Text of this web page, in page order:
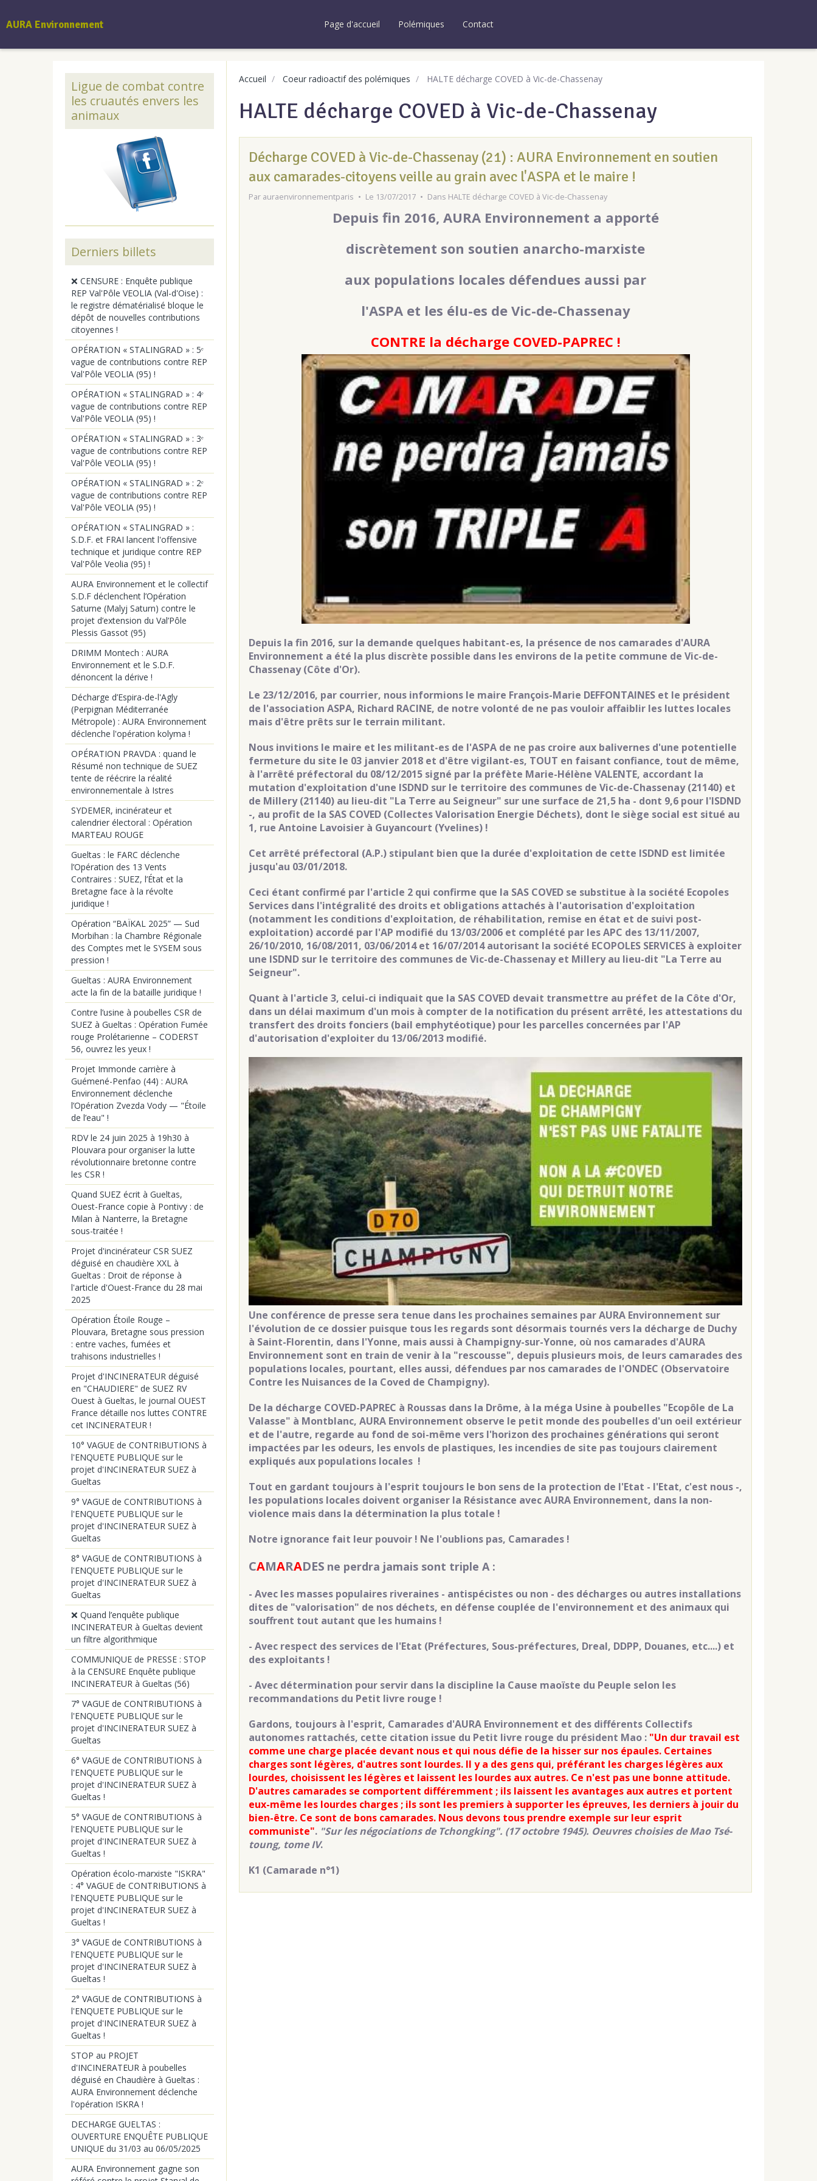
AURA Environnement Page d'accueil Polémiques Contact
Accueil Coeur radioactif des polémiques HALTE décharge COVED à Vic-de-Chassenay
HALTE décharge COVED à Vic-de-Chassenay
Décharge COVED à Vic-de-Chassenay (21) : AURA Environnement en soutien
aux camarades-citoyens veille au grain avec l'ASPA et le maire !
Par auraenvironnementparis Le 13/07/2017 Dans HALTE décharge COVED à Vic-de-Chassenay
Depuis fin 2016, AURA Environnement a apporté
discrètement son soutien anarcho-marxiste
aux populations locales défendues aussi par
l'ASPA et les élu-es de Vic-de-Chassenay
CONTRE la décharge COVED-PAPREC !
Depuis la fin 2016, sur la demande quelques habitant-es, la présence de nos camarades d'AURA
Environnement a été la plus discrète possible dans les environs de la petite commune de Vic-de-
Chassenay (Côte d'Or).
Le 23/12/2016, par courrier, nous informions le maire François-Marie DEFFONTAINES et le président
de l'association ASPA, Richard RACINE, de notre volonté de ne pas vouloir affaiblir les luttes locales
mais d'être prêts sur le terrain militant.
Nous invitions le maire et les militant-es de l'ASPA de ne pas croire aux balivernes d'une potentielle
fermeture du site le 03 janvier 2018 et d'être vigilant-es, TOUT en faisant confiance, tout de même,
à l'arrêté préfectoral du 08/12/2015 signé par la préfète Marie-Hélène VALENTE, accordant la
mutation d'exploitation d'une ISDND sur le territoire des communes de Vic-de-Chassenay (21140) et
de Millery (21140) au lieu-dit "La Terre au Seigneur" sur une surface de 21,5 ha - dont 9,6 pour l'ISDND
-, au profit de la SAS COVED (Collectes Valorisation Energie Déchets), dont le siège social est situé au
1, rue Antoine Lavoisier à Guyancourt (Yvelines) !
Cet arrêté préfectoral (A.P.) stipulant bien que la durée d'exploitation de cette ISDND est limitée
jusqu'au 03/01/2018.
Ceci étant confirmé par l'article 2 qui confirme que la SAS COVED se substitue à la société Ecopoles
Services dans l'intégralité des droits et obligations attachés à l'autorisation d'exploitation
(notamment les conditions d'exploitation, de réhabilitation, remise en état et de suivi post-
exploitation) accordé par l'AP modifié du 13/03/2006 et complété par les APC des 13/11/2007,
26/10/2010, 16/08/2011, 03/06/2014 et 16/07/2014 autorisant la société ECOPOLES SERVICES à exploiter
une ISDND sur le territoire des communes de Vic-de-Chassenay et Millery au lieu-dit "La Terre au
Seigneur".
Quant à l'article 3, celui-ci indiquait que la SAS COVED devait transmettre au préfet de la Côte d'Or,
dans un délai maximum d'un mois à compter de la notification du présent arrêté, les attestations du
transfert des droits fonciers (bail emphytéotique) pour les parcelles concernées par l'AP
d'autorisation d'exploiter du 13/06/2013 modifié.
Une conférence de presse sera tenue dans les prochaines semaines par AURA Environnement sur
l'évolution de ce dossier puisque tous les regards sont désormais tournés vers la décharge de Duchy
à Saint-Florentin, dans l'Yonne, mais aussi à Champigny-sur-Yonne, où nos camarades d'AURA
Environnement sont en train de venir à la "rescousse", depuis plusieurs mois, de leurs camarades des
populations locales, pourtant, elles aussi, défendues par nos camarades de l'ONDEC (Observatoire
Contre les Nuisances de la Coved de Champigny).
De la décharge COVED-PAPREC à Roussas dans la Drôme, à la méga Usine à poubelles "Ecopôle de La
Valasse" à Montblanc, AURA Environnement observe le petit monde des poubelles d'un oeil extérieur
et de l'autre, regarde au fond de soi-même vers l'horizon des prochaines générations qui seront
impactées par les odeurs, les envols de plastiques, les incendies de site pas toujours clairement
expliqués aux populations locales !
Tout en gardant toujours à l'esprit toujours le bon sens de la protection de l'Etat - l'Etat, c'est nous -,
les populations locales doivent organiser la Résistance avec AURA Environnement, dans la non-
violence mais dans la détermination la plus totale !
Notre ignorance fait leur pouvoir ! Ne l'oublions pas, Camarades !
CAMARADES ne perdra jamais sont triple A :
- Avec les masses populaires riveraines - antispécistes ou non - des décharges ou autres installations
dites de "valorisation" de nos déchets, en défense couplée de l'environnement et des animaux qui
souffrent tout autant que les humains !
- Avec respect des services de l'Etat (Préfectures, Sous-préfectures, Dreal, DDPP, Douanes, etc....) et
des exploitants !
- Avec détermination pour servir dans la discipline la Cause maoïste du Peuple selon les
recommandations du Petit livre rouge !
Gardons, toujours à l'esprit, Camarades d'AURA Environnement et des différents Collectifs
autonomes rattachés, cette citation issue du Petit livre rouge du président Mao : "Un dur travail est
comme une charge placée devant nous et qui nous défie de la hisser sur nos épaules. Certaines
charges sont légères, d'autres sont lourdes. Il y a des gens qui, préférant les charges légères aux
lourdes, choisissent les légères et laissent les lourdes aux autres. Ce n'est pas une bonne attitude.
D'autres camarades se comportent différemment ; ils laissent les avantages aux autres et portent
eux-même les lourdes charges ; ils sont les premiers à supporter les épreuves, les derniers à jouir du
bien-être. Ce sont de bons camarades. Nous devons tous prendre exemple sur leur esprit
communiste". "Sur les négociations de Tchongking". (17 octobre 1945). Oeuvres choisies de Mao Tsé-
toung, tome IV.
K1 (Camarade n°1)
Ligue de combat contre
les cruautés envers les
animaux
Derniers billets
❌ CENSURE : Enquête publique
REP Val'Pôle VEOLIA (Val-d'Oise) :
le registre dématérialisé bloque le
dépôt de nouvelles contributions
citoyennes !
OPÉRATION « STALINGRAD » : 5ᵉ
vague de contributions contre REP
Val'Pôle VEOLIA (95) !
OPÉRATION « STALINGRAD » : 4ᵉ
vague de contributions contre REP
Val'Pôle VEOLIA (95) !
OPÉRATION « STALINGRAD » : 3ᵉ
vague de contributions contre REP
Val'Pôle VEOLIA (95) !
OPÉRATION « STALINGRAD » : 2ᵉ
vague de contributions contre REP
Val'Pôle VEOLIA (95) !
OPÉRATION « STALINGRAD » :
S.D.F. et FRAI lancent l'offensive
technique et juridique contre REP
Val'Pôle Veolia (95) !
AURA Environnement et le collectif
S.D.F déclenchent l’Opération
Saturne (Malyj Saturn) contre le
projet d’extension du Val’Pôle
Plessis Gassot (95)
DRIMM Montech : AURA
Environnement et le S.D.F.
dénoncent la dérive !
Décharge d’Espira-de-l'Agly
(Perpignan Méditerranée
Métropole) : AURA Environnement
déclenche l'opération kolyma !
OPÉRATION PRAVDA : quand le
Résumé non technique de SUEZ
tente de réécrire la réalité
environnementale à Istres
SYDEMER, incinérateur et
calendrier électoral : Opération
MARTEAU ROUGE
Gueltas : le FARC déclenche
l’Opération des 13 Vents
Contraires : SUEZ, l’État et la
Bretagne face à la révolte
juridique !
Opération “BAÏKAL 2025” — Sud
Morbihan : la Chambre Régionale
des Comptes met le SYSEM sous
pression !
Gueltas : AURA Environnement
acte la fin de la bataille juridique !
Contre l’usine à poubelles CSR de
SUEZ à Gueltas : Opération Fumée
rouge Prolétarienne – CODERST
56, ouvrez les yeux !
Projet Immonde carrière à
Guémené-Penfao (44) : AURA
Environnement déclenche
l’Opération Zvezda Vody — "Étoile
de l’eau" !
RDV le 24 juin 2025 à 19h30 à
Plouvara pour organiser la lutte
révolutionnaire bretonne contre
les CSR !
Quand SUEZ écrit à Gueltas,
Ouest-France copie à Pontivy : de
Milan à Nanterre, la Bretagne
sous-traitée !
Projet d'incinérateur CSR SUEZ
déguisé en chaudière XXL à
Gueltas : Droit de réponse à
l'article d'Ouest-France du 28 mai
2025
Opération Étoile Rouge –
Plouvara, Bretagne sous pression
: entre vaches, fumées et
trahisons industrielles !
Projet d'INCINERATEUR déguisé
en "CHAUDIERE" de SUEZ RV
Ouest à Gueltas, le journal OUEST
France détaille nos luttes CONTRE
cet INCINERATEUR !
10° VAGUE de CONTRIBUTIONS à
l'ENQUETE PUBLIQUE sur le
projet d'INCINERATEUR SUEZ à
Gueltas
9° VAGUE de CONTRIBUTIONS à
l'ENQUETE PUBLIQUE sur le
projet d'INCINERATEUR SUEZ à
Gueltas
8° VAGUE de CONTRIBUTIONS à
l'ENQUETE PUBLIQUE sur le
projet d'INCINERATEUR SUEZ à
Gueltas
❌ Quand l’enquête publique
INCINERATEUR à Gueltas devient
un filtre algorithmique
COMMUNIQUE de PRESSE : STOP
à la CENSURE Enquête publique
INCINERATEUR à Gueltas (56)
7° VAGUE de CONTRIBUTIONS à
l'ENQUETE PUBLIQUE sur le
projet d'INCINERATEUR SUEZ à
Gueltas
6° VAGUE de CONTRIBUTIONS à
l'ENQUETE PUBLIQUE sur le
projet d'INCINERATEUR SUEZ à
Gueltas !
5° VAGUE de CONTRIBUTIONS à
l'ENQUETE PUBLIQUE sur le
projet d'INCINERATEUR SUEZ à
Gueltas !
Opération écolo-marxiste "ISKRA"
: 4° VAGUE de CONTRIBUTIONS à
l'ENQUETE PUBLIQUE sur le
projet d'INCINERATEUR SUEZ à
Gueltas !
3° VAGUE de CONTRIBUTIONS à
l'ENQUETE PUBLIQUE sur le
projet d'INCINERATEUR SUEZ à
Gueltas !
2° VAGUE de CONTRIBUTIONS à
l'ENQUETE PUBLIQUE sur le
projet d'INCINERATEUR SUEZ à
Gueltas !
STOP au PROJET
d'INCINERATEUR à poubelles
déguisé en Chaudière à Gueltas :
AURA Environnement déclenche
l'opération ISKRA !
DECHARGE GUELTAS :
OUVERTURE ENQUÊTE PUBLIQUE
UNIQUE du 31/03 au 06/05/2025
AURA Environnement gagne son